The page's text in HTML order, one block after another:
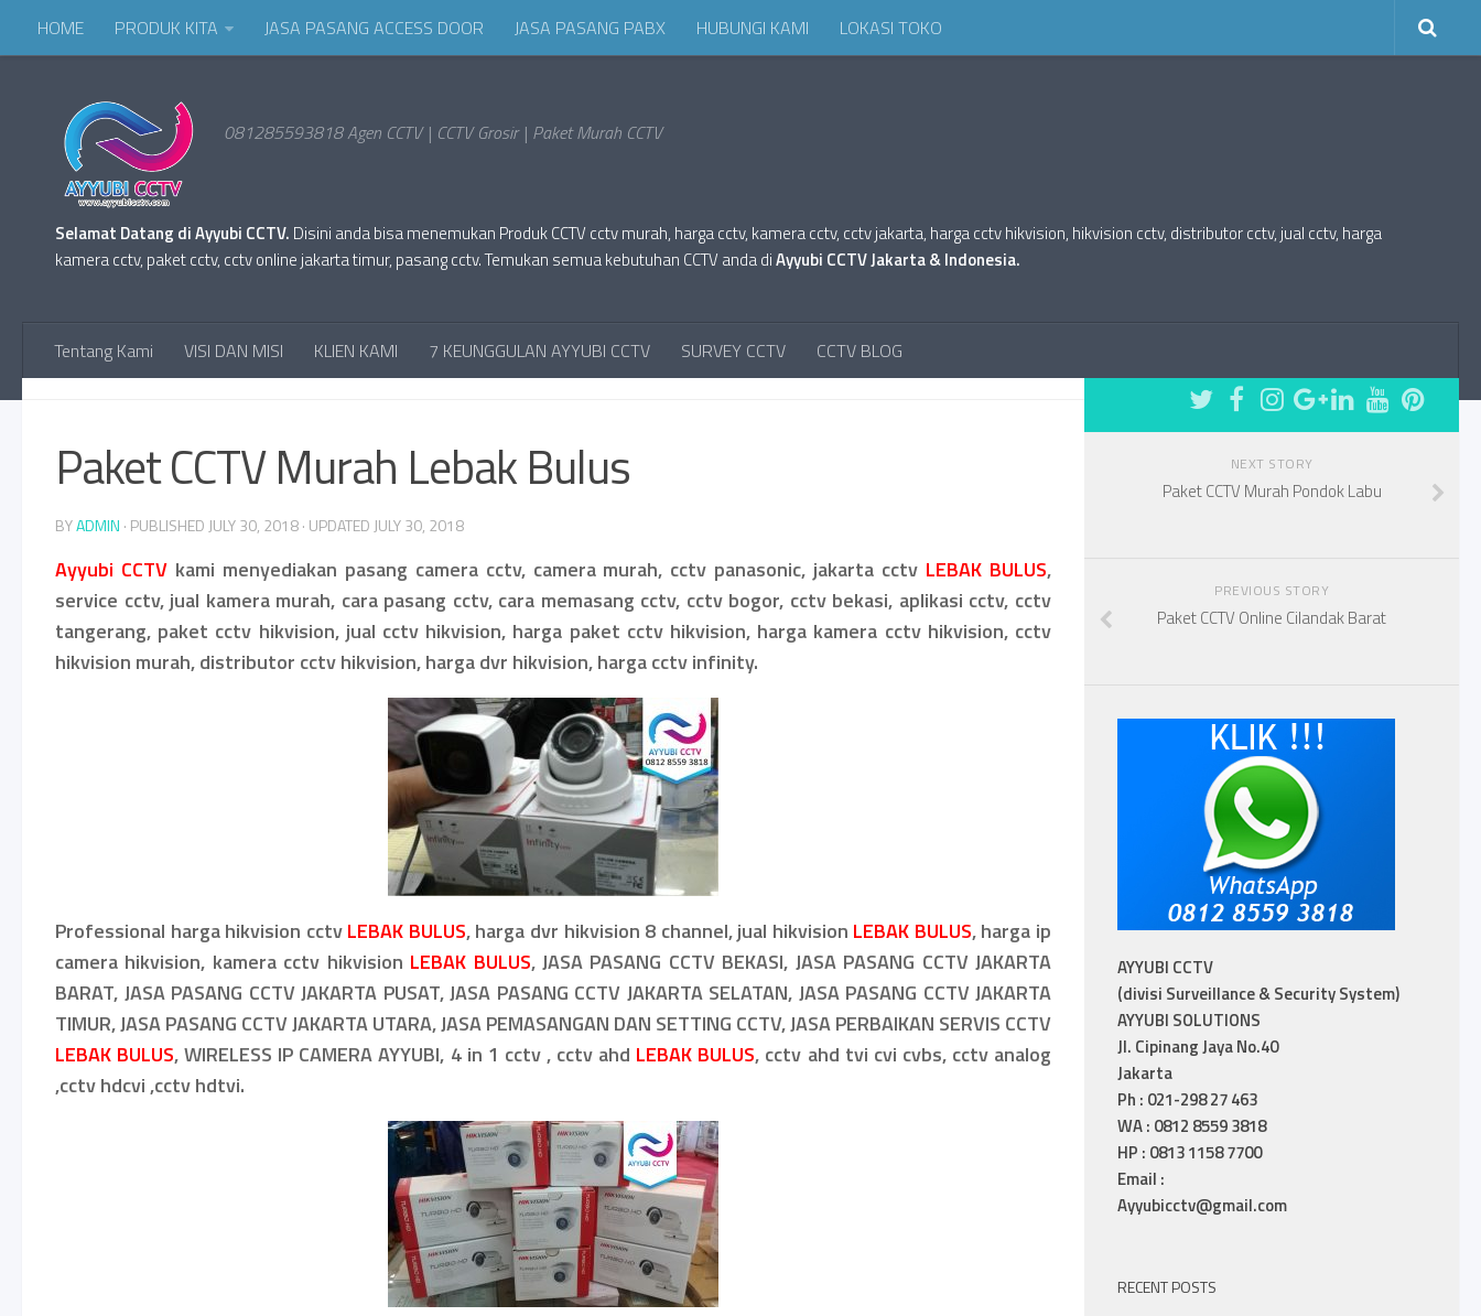
HOME PRODUK KITA JASA PASANG ACCESS DOOR JASA PASANG PABX HUBUNGI KAMI LOKASI TOKO
081285593818 Agen CCTV | CCTV Grosir | Paket Murah CCTV
Selamat Datang di Ayyubi CCTV. Disini anda bisa menemukan Produk CCTV cctv murah, harga cctv, kamera cctv, cctv jakarta, harga cctv hikvision, hikvision cctv, distributor cctv, jual cctv, harga
kamera cctv, paket cctv, cctv online jakarta timur, pasang cctv. Temukan semua kebutuhan CCTV anda diAyyubi CCTV Jakarta & Indonesia.
Tentang Kami VISI DAN MISI KLIEN KAMI 7 KEUNGGULAN AYYUBI CCTV SURVEY CCTV CCTV BLOG
PAKET CCTV 2018
Paket CCTV Murah Lebak Bulus
BYADMIN · PUBLISHED JULY 30, 2018· UPDATED JULY 30, 2018
Ayyubi CCTVkami menyediakan pasang camera cctv, camera murah, cctv panasonic, jakarta cctv LEBAK BULUS,
service cctv, jual kamera murah, cara pasang cctv, cara memasang cctv, cctv bogor, cctv bekasi, aplikasi cctv, cctv
tangerang, paket cctv hikvision, jual cctv hikvision, harga paket cctv hikvision, harga kamera cctv hikvision, cctv
hikvision murah, distributor cctv hikvision, harga dvr hikvision, harga cctv infinity.
Professional harga hikvision cctvLEBAK BULUS, harga dvr hikvision 8 channel, jual hikvision LEBAK BULUS, harga ip
camera hikvision, kamera cctv hikvision LEBAK BULUS, JASA PASANG CCTV BEKASI, JASA PASANG CCTV JAKARTA
BARAT, JASA PASANG CCTV JAKARTA PUSAT, JASA PASANG CCTV JAKARTA SELATAN, JASA PASANG CCTV JAKARTA
TIMUR, JASA PASANG CCTV JAKARTA UTARA, JASA PEMASANGAN DAN SETTING CCTV, JASA PERBAIKAN SERVIS CCTV
LEBAK BULUS, WIRELESS IP CAMERA AYYUBI, 4 in 1 cctv , cctv ahd LEBAK BULUS, cctv ahd tvi cvi cvbs, cctv analog
,cctv hdcvi ,cctv hdtvi.
NEXT STORY
Paket CCTV Murah Pondok Labu
PREVIOUS STORY
Paket CCTV Online Cilandak Barat
AYYUBI CCTV
(divisi Surveillance & Security System)
AYYUBI SOLUTIONS
Jl. Cipinang Jaya No.40
Jakarta
Ph : 021-298 27 463
WA : 0812 8559 3818
HP : 0813 1158 7700
Email :
Ayyubicctv@gmail.com
RECENT POSTS